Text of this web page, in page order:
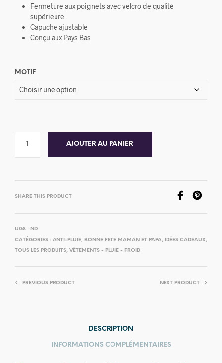
Fermeture aux poignets avec velcro de qualité
supérieure
Capuche ajustable
Conçu aux Pays Bas
MOTIF
AJOUTER AU PANIER
SHARE THIS PRODUCT
UGS : ND
CATÉGORIES : ANTI-PLUIE, BONNE FETE MAMAN ET PAPA, IDÉES CADEAUX,
TOUS LES PRODUITS, VÊTEMENTS - PLUIE - FROID
PREVIOUS PRODUCT NEXT PRODUCT
DESCRIPTION
INFORMATIONS COMPLÉMENTAIRES